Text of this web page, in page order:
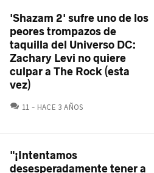
'Shazam 2' sufre uno de los
peores trompazos de
taquilla del Universo DC:
Zachary Levi no quiere
culpar a The Rock (esta
vez)
11 COMENTARIOS
HACE 3 AÑOS
"¡Intentamos
desesperadamente tener a